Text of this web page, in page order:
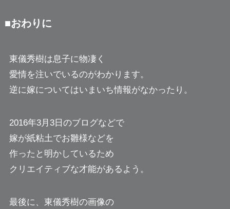
■おわりに
東儀秀樹は息子に物凄く
愛情を注いでいるのがわかります。
逆に嫁についてはいまいち情報がなかったり。
2016年3月3日のブログなどで
嫁が紙粘土でお雛様などを
作ったと明かしているため
クリエイティブな才能があるよう。
最後に、東儀秀樹の画像の